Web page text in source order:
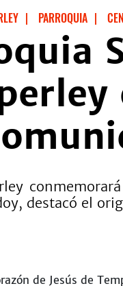
| PARROQUIA |
destacó el